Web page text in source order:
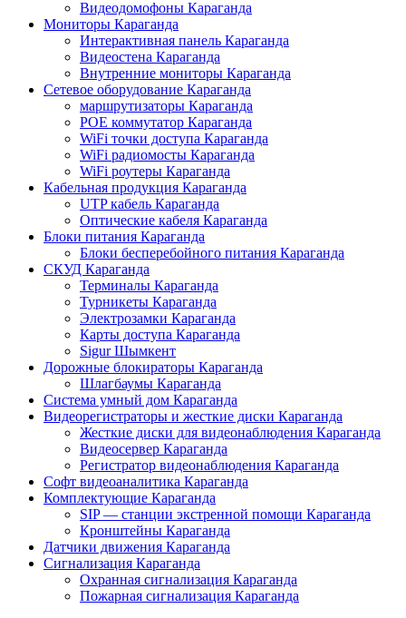
Видеодомофоны Караганда
Мониторы Караганда
Интерактивная панель Караганда
Видеостена Караганда
Внутренние мониторы Караганда
Сетевое оборудование Караганда
маршрутизаторы Караганда
POE коммутатор Караганда
WiFi точки доступа Караганда
WiFi радиомосты Караганда
WiFi роутеры Караганда
Кабельная продукция Караганда
UTP кабель Караганда
Оптические кабеля Караганда
Блоки питания Караганда
Блоки бесперебойного питания Караганда
СКУД Караганда
Терминалы Караганда
Турникеты Караганда
Электрозамки Караганда
Карты доступа Караганда
Sigur Шымкент
Дорожные блокираторы Караганда
Шлагбаумы Караганда
Система умный дом Караганда
Видеорегистраторы и жесткие диски Караганда
Жесткие диски для видеонаблюдения Караганда
Видеосервер Караганда
Регистратор видеонаблюдения Караганда
Софт видеоаналитика Караганда
Комплектующие Караганда
SIP — станции экстренной помощи Караганда
Кронштейны Караганда
Датчики движения Караганда
Сигнализация Караганда
Охранная сигнализация Караганда
Пожарная сигнализация Караганда